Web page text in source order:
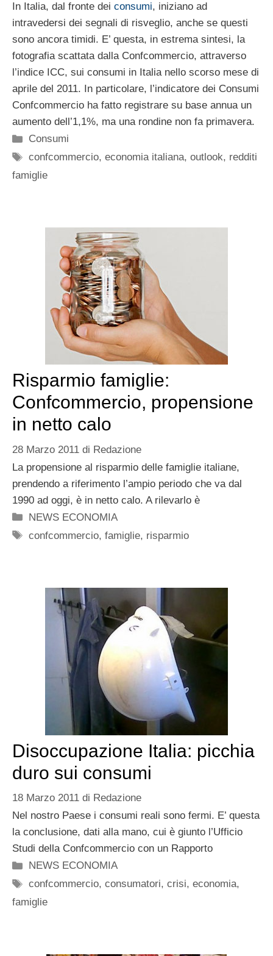
In Italia, dal fronte dei consumi, iniziano ad
intravedersi dei segnali di risveglio, anche se questi
sono ancora timidi. E’ questa, in estrema sintesi, la
fotografia scattata dalla Confcommercio, attraverso
l’indice ICC, sui consumi in Italia nello scorso mese di
aprile del 2011. In particolare, l’indicatore dei Consumi
Confcommercio ha fatto registrare su base annua un
aumento dell’1,1%, ma una rondine non fa primavera.
Categorie
Consumi
Tag
confcommercio,economia italiana,outlook, redditi
famiglie
Risparmio famiglie:
Confcommercio, propensione
in netto calo
28 Marzo 2011 di Redazione
La propensione al risparmio delle famiglie italiane,
prendendo a riferimento l’ampio periodo che va dal
1990 ad oggi, è in netto calo. A rilevarlo è
Categorie
NEWS ECONOMIA
Tag
confcommercio,famiglie, risparmio
Disoccupazione Italia: picchia
duro sui consumi
18 Marzo 2011 di Redazione
Nel nostro Paese i consumi reali sono fermi. E’ questa
la conclusione, dati alla mano, cui è giunto l’Ufficio
Studi della Confcommercio con un Rapporto
Categorie
NEWS ECONOMIA
Tag
confcommercio,consumatori,crisi,economia,
famiglie